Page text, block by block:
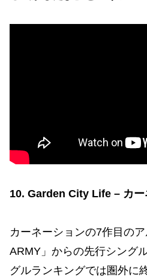
10. Garden City Life – カー
カーネーションの7作目の
ARMY」からの先行シング
グルランキングでは圏外に